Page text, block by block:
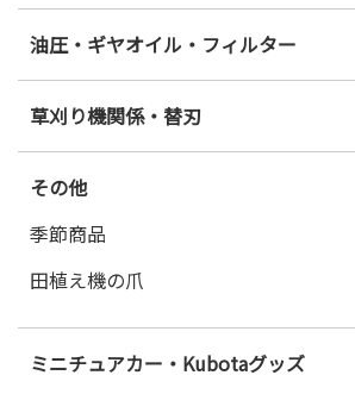
油圧・ギヤオイル・フィルター
草刈り機関係・替刃
その他
季節商品
田植え機の爪
ミニチュアカー・Kubotaグッズ